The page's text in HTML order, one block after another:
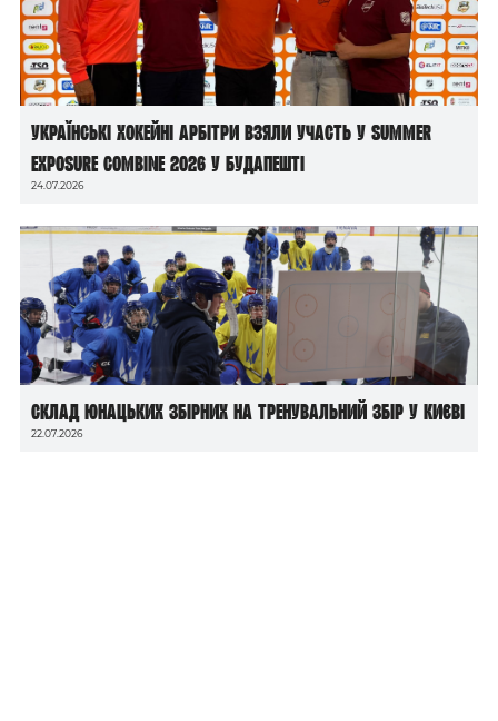
Українські хокейні арбітри взяли участь у Summer
Exposure Combine 2026 у Будапешті
24.07.2026
Склад юнацьких збірних на тренувальний збір у Києві
22.07.2026